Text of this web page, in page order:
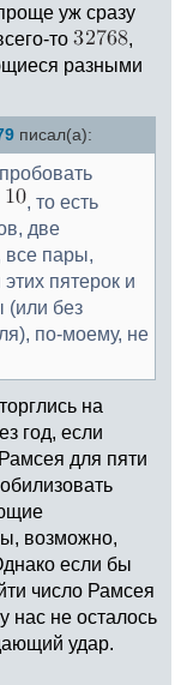
уж сразу
то
,
разными
писал(а):
, то есть
две
все пары,
пятерок и
(или без
по-моему, не
на
год, если
для пяти
возможно,
если бы
число Рамсея
нас не осталось
удар.